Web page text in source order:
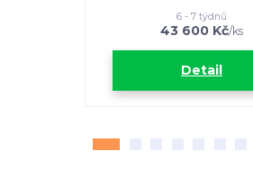
43 600 Kč/ks
6 - 7 týdnů
Detail